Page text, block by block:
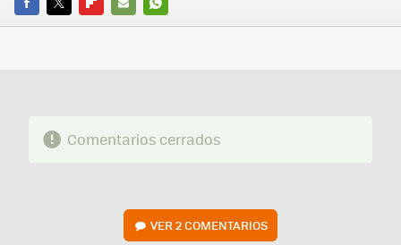
FACEBOOK
TWITTERFLIPBOARD
E-
WHATSAPP
Comentarios cerrados
VER2 COMENTARIOS